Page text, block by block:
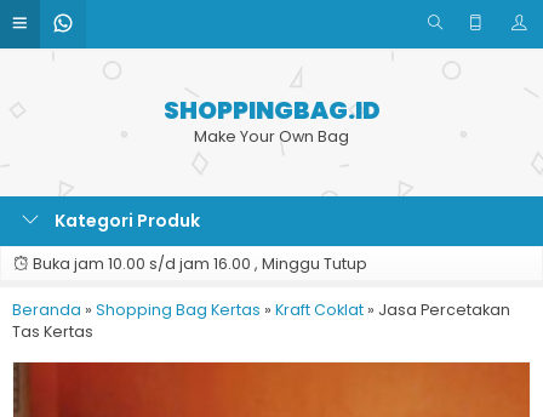
SHOPPINGBAG.ID
Make Your Own Bag
Kategori Produk
Buka jam 10.00 s/d jam 16.00 , Minggu Tutup
Beranda » Shopping Bag Kertas » Kraft Coklat » Jasa Percetakan
Tas Kertas